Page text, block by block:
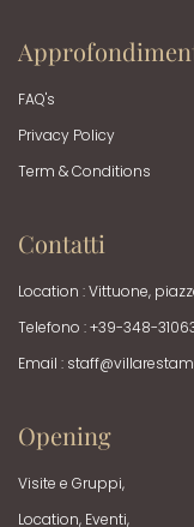
FAQ's
Privacy Policy
Term & Conditions
Contatti
Location : Vittuone,
Telefono : +39-348-
Email :
Opening
Visite e Gruppi,
Location, Eventi,